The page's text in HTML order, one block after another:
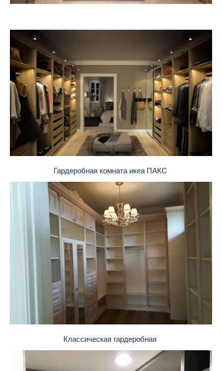
Гардеробная комната икеа ПАКС
Классическая гардеробная